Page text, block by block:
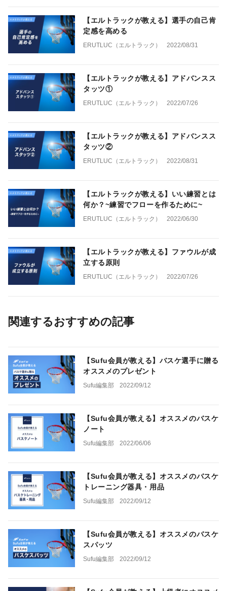
【エルトラックが教える】選手の自己肯
定感を高める
ERUTLUC（エルトラック） 2022/08/31
【エルトラックが教える】アドバンスス
タッツ①
ERUTLUC（エルトラック） 2022/07/26
【エルトラックが教える】アドバンスス
タッツ②
ERUTLUC（エルトラック） 2022/08/31
【エルトラックが教える】いい練習とは
何か？~練習でフローを作るために~
ERUTLUC（エルトラック） 2022/06/30
【エルトラックが教える】ファウルが成
立する原則
ERUTLUC（エルトラック） 2022/07/26
関連するおすすめの記事
【Sufu会員が教える】バスケ選手に贈る
オススメのプレゼント
Sufu編集部 2022/09/12
【Sufu会員が教える】オススメのバスケ
ノート
Sufu編集部 2022/06/06
【Sufu会員が教える】オススメのバスケ
トレーニング器具・用品
Sufu編集部 2022/09/12
【Sufu会員が教える】オススメのバスケ
スパッツ
Sufu編集部 2022/09/12